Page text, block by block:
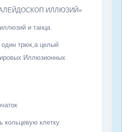
ИЛЛЮЗИЙ»
и танца.
трюк,а целый
Иллюзионных
кольцевую клетку